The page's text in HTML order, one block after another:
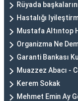
Rüyada
Hastalığı
Mustafa Altıntop
Organizma Ne
Garanti Bankası
Muazzez Abacı -
Kerem Sokak
Mehmet Emin Ay